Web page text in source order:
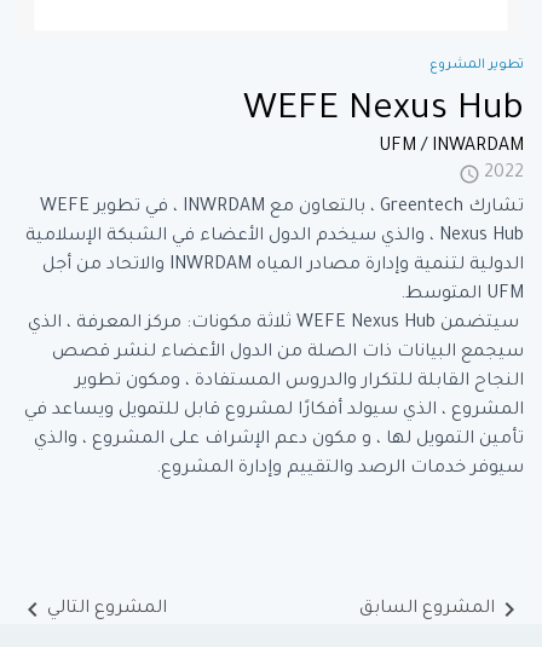
تطوير المشروع
WEFE Nexus Hub
UFM / INWARDAM
2022
schedule
تشارك Greentech ، بالتعاون مع INWRDAM ، في تطوير WEFE
Nexus Hub ، والذي سيخدم الدول الأعضاء في الشبكة الإسلامية
الدولية لتنمية وإدارة مصادر المياه INWRDAM والاتحاد من أجل
UFM المتوسط.
سيتضمن WEFE Nexus Hub ثلاثة مكونات: مركز المعرفة ، الذي
سيجمع البيانات ذات الصلة من الدول الأعضاء لنشر قصص
النجاح القابلة للتكرار والدروس المستفادة ، ومكون تطوير
المشروع ، الذي سيولد أفكارًا لمشروع قابل للتمويل ويساعد في
تأمين التمويل لها ، و مكون دعم الإشراف على المشروع ، والذي
سيوفر خدمات الرصد والتقييم وإدارة المشروع.
keyboard_arrow_right المشروع السابق المشروع التالي keyboard_arrow_left